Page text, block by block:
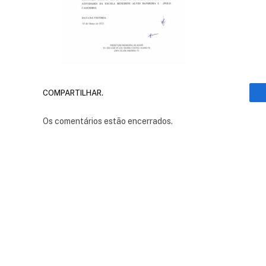
COMPARTILHAR.
Os comentários estão encerrados.